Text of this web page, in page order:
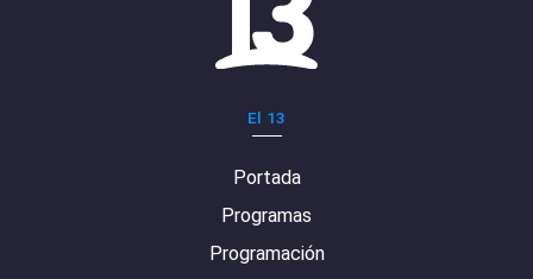
El 13
Portada
Programas
Programación